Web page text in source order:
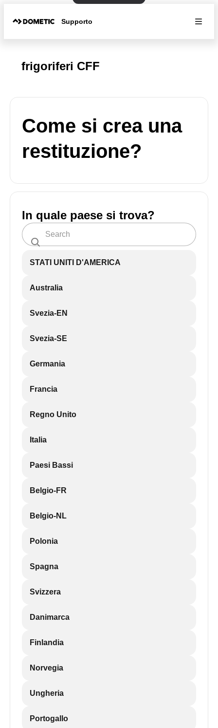
Supporto
frigoriferi CFF
Come si crea una
restituzione?
In quale paese si trova?
STATI UNITI D'AMERICA
Australia
Svezia-EN
Svezia-SE
Germania
Francia
Regno Unito
Italia
Paesi Bassi
Belgio-FR
Belgio-NL
Polonia
Spagna
Svizzera
Danimarca
Finlandia
Norvegia
Ungheria
Portogallo